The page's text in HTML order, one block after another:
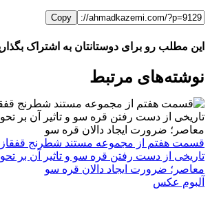
Copy
این مطلب رو برای دوستانتان به اشتراک
FacebookX
LinkedIn
WhatsApp
Telegram
ایمیل
نوشته‌‌های مرتبط
قسمت هفتم از مجموعه مستند شطرنج
تاریخی از دست رفتن قره سو و تاثیر آن بر
معاصر؛ ضرورت ایجاد دالان قره سو
آلبوم عکس